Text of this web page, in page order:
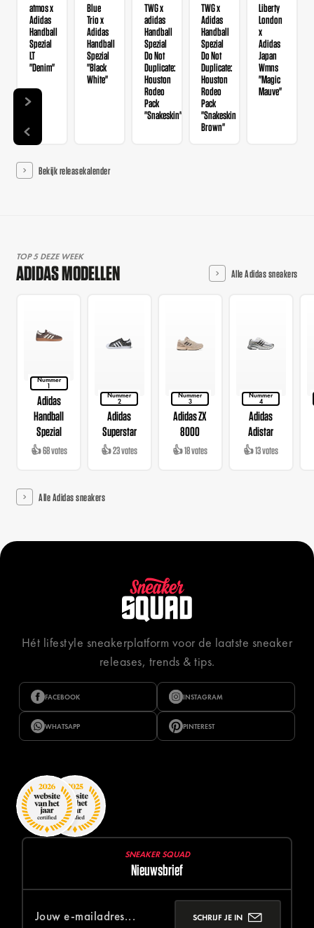
atmos x
Adidas
Handball
Spezial
LT
"Denim"
Blue
Trio x
Adidas
Handball
Spezial
"Black
White"
TWG x
adidas
Handball
Spezial
Do Not
Duplicate:
Houston
Rodeo
Pack
"Snakeskin"
TWG x
Adidas
Handball
Spezial
Do Not
Duplicate:
Houston
Rodeo
Pack
"Snakeskin
Brown"
Liberty
London
x
Adidas
Japan
Wmns
"Magic
Mauve"
Bekijk releasekalender
TOP 5 DEZE WEEK
ADIDAS MODELLEN Alle Adidas sneakers
Nummer
1
Adidas
Handball
Spezial
👍 68 votes
Nummer
2
Adidas
Superstar
👍 23 votes
Nummer
3
Adidas ZX
8000
👍 18 votes
Nummer
4
Adidas
Adistar
👍 13 votes
Alle Adidas sneakers
Hét lifestyle sneakerplatform voor de laatste sneaker
releases, trends & tips.
FACEBOOK INSTAGRAM
WHATSAPP PINTEREST
SNEAKER SQUAD
Nieuwsbrief
SCHRIJF JE IN